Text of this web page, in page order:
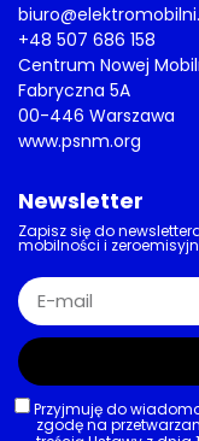
+48 507 686 158
Centrum Nowej
Fabryczna 5A
00-446 Warszawa
www.psnm.org
Newsletter
Zapisz się do
mobilności i
Przyjmuję do
zgodę na